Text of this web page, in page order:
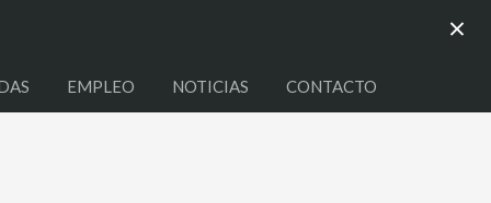
EMPLEO NOTICIAS CONTACTO
×